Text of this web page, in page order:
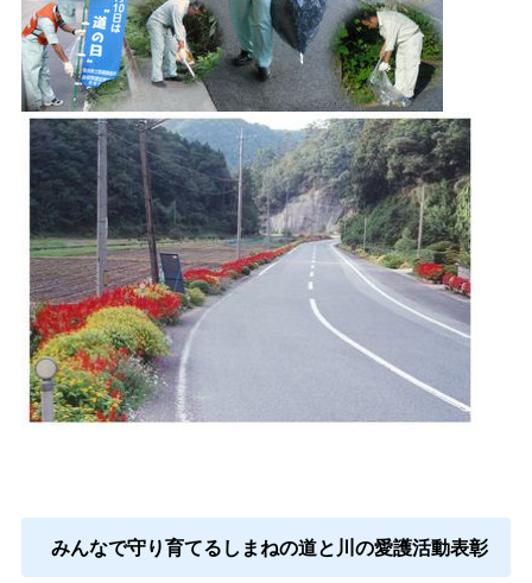
みんなで守り育てるしまねの道と川の愛護活動表彰